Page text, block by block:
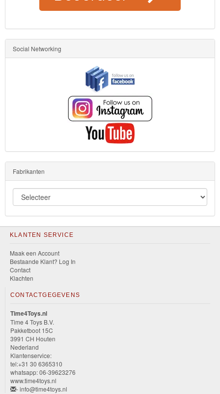
Social Networking
Fabrikanten
KLANTEN SERVICE
Maak een Account
Bestaande Klant? Log In
Contact
Klachten
CONTACTGEGEVENS
Time4Toys.nl
Time 4 Toys B.V.
Pakketboot 15C
3991 CH Houten
Nederland
Klantenservice:
tel:+31 30 6365310
whatsapp: 06-39623276
www.time4toys.nl
- info@time4toys.nl